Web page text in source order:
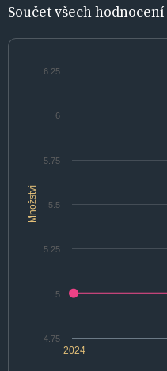
Součet všech hodnocení
Množství
2024
4.75
5
5.25
5.5
5.75
6
6.25